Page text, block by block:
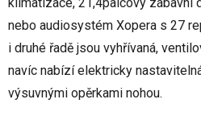
nebo audiosystém Xopera s 27
i druhé řadě jsou vyhřívaná,
navíc nabízí elektricky
výsuvnými opěrkami nohou.